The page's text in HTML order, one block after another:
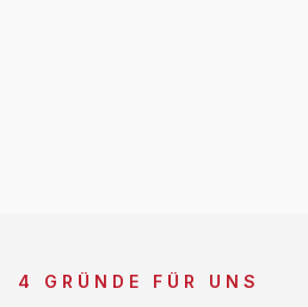
4 GRÜNDE FÜR UNS